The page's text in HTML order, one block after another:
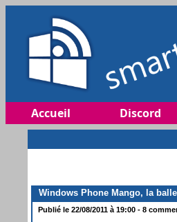
Accueil Discord
Windows Phone Mango, la
Publié le 22/08/2011 à 19:00 - 8